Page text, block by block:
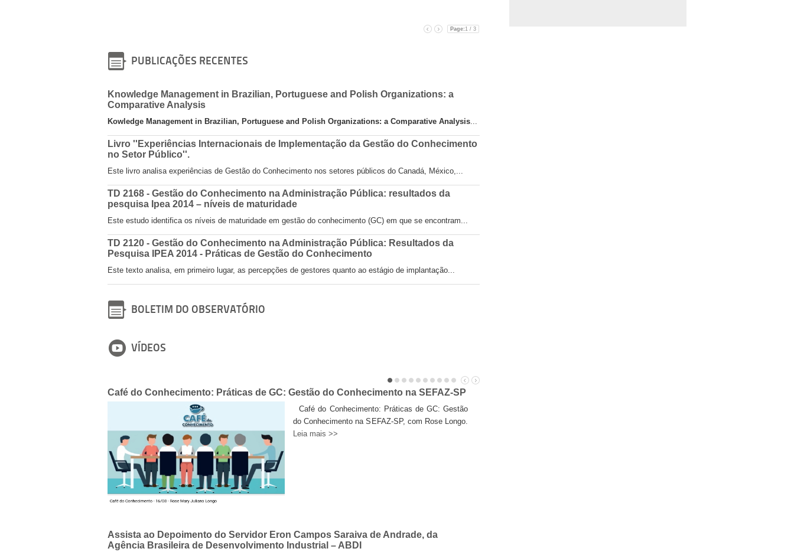
Page:1 / 3
PUBLICAÇÕES RECENTES
Knowledge Management in Brazilian, Portuguese and Polish Organizations: a
Comparative Analysis
Kowledge Management in Brazilian, Portuguese and Polish Organizations: a Comparative Analysis...
Livro ''Experiências Internacionais de Implementação da Gestão do Conhecimento
no Setor Público''.
Este livro analisa experiências de Gestão do Conhecimento nos setores públicos do Canadá, México,...
TD 2168 - Gestão do Conhecimento na Administração Pública: resultados da
pesquisa Ipea 2014 – níveis de maturidade
Este estudo identifica os níveis de maturidade em gestão do conhecimento (GC) em que se encontram...
TD 2120 - Gestão do Conhecimento na Administração Pública: Resultados da
Pesquisa IPEA 2014 - Práticas de Gestão do Conhecimento
Este texto analisa, em primeiro lugar, as percepções de gestores quanto ao estágio de implantação...
BOLETIM DO OBSERVATÓRIO
VÍDEOS
Café do Conhecimento: Práticas de GC: Gestão do Conhecimento na SEFAZ-SP
Café do Conhecimento: Práticas de GC: Gestão
do Conhecimento na SEFAZ-SP, com Rose Longo.
Leia mais >>
Assista ao Depoimento do Servidor Eron Campos Saraiva de Andrade, da
Agência Brasileira de Desenvolvimento Industrial – ABDI